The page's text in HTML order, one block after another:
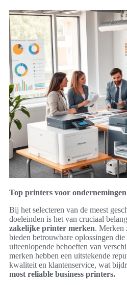
Top printers voor ondernemingen
Bij het selecteren van de meest
doeleinden is het van cruciaal
zakelijke printer merken. Merken
bieden betrouwbare oplossingen
uiteenlopende behoeften van
merken hebben een uitstekende
kwaliteit en klantenservice, wat
most reliable business printers.